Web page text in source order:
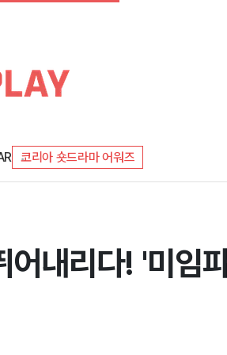
코리아 숏드라마 어워즈
내리다! '미임